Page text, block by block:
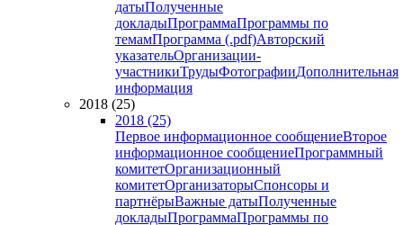
датыПолученные
докладыПрограммаПрограммы по
темамПрограмма (.pdf)Авторский
указательОрганизации-
участникиТрудыФотографииДополнительная
информация
2018 (25)
2018 (25)
Первое информационное сообщениеВторое
информационное сообщениеПрограммный
комитетОрганизационный
комитетОрганизаторыСпонсоры и
партнёрыВажные датыПолученные
докладыПрограммаПрограммы по